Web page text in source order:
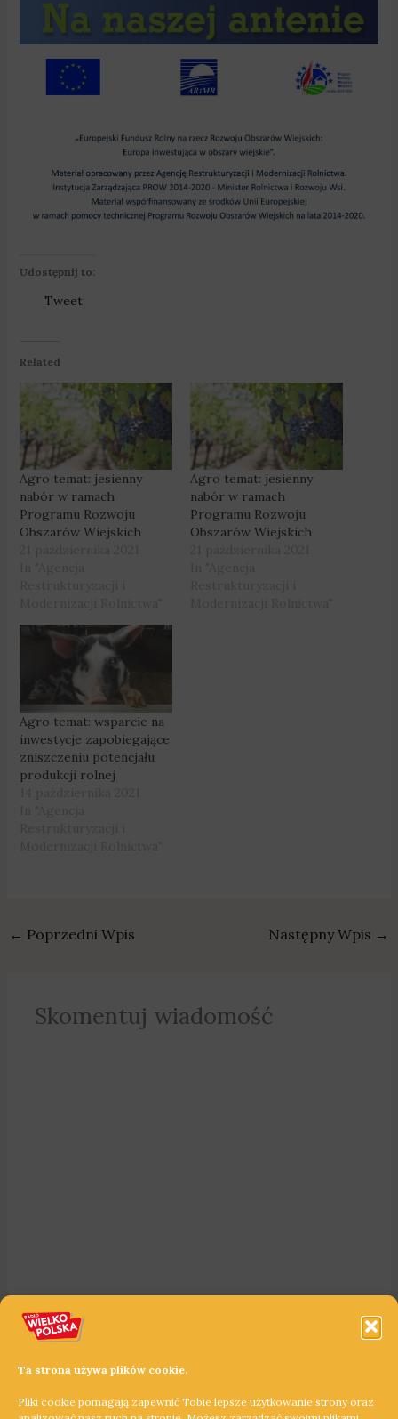
Ta strona używa plików cookie.
Pliki cookie pomagają zapewnić Tobie lepsze użytkowanie strony oraz
Udostępnij to:
Tweet
Related
Agro temat: jesienny
nabór w ramach
Programu Rozwoju
Obszarów Wiejskich
Agro temat: jesienny
nabór w ramach
Programu Rozwoju
Obszarów Wiejskich
Agro temat: wsparcie na
inwestycje zapobiegające
zniszczeniu potencjału
produkcji rolnej
← Poprzedni Wpis Następny Wpis →
Skomentuj wiadomość